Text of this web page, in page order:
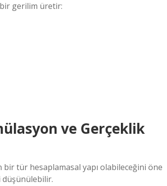
gerilim üretir:
ve Gerçeklik
tür hesaplamasal yapı olabileceğini öne
düşünülebilir.